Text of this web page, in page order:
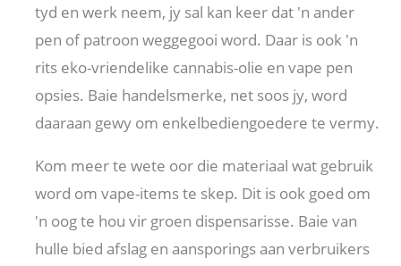
tyd en werk neem, jy sal kan keer dat 'n ander
pen of patroon weggegooi word. Daar is ook 'n
rits eko-vriendelike cannabis-olie en vape pen
opsies. Baie handelsmerke, net soos jy, word
daaraan gewy om enkelbediengoedere te vermy.
Kom meer te wete oor die materiaal wat gebruik
word om vape-items te skep. Dit is ook goed om
'n oog te hou vir groen dispensarisse. Baie van
hulle bied afslag en aansporings aan verbruikers